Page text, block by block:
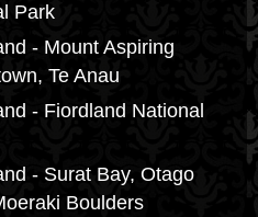
Park
- Mount Aspiring
Te Anau
- Fiordland National
- Surat Bay, Otago
Boulders